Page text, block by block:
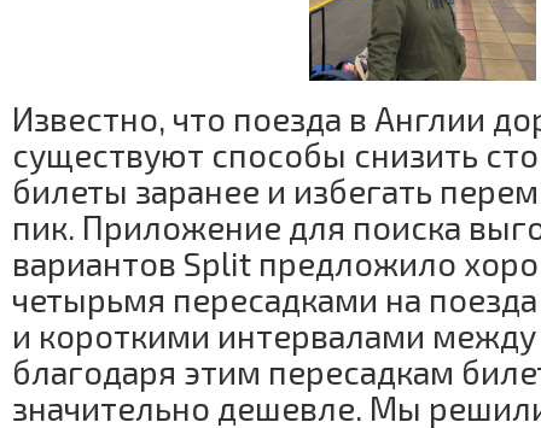
Известно, что поезда в Англии
существуют способы снизить
билеты заранее и избегать
пик. Приложение для поиска
вариантов Split предложило
четырьмя пересадками на
и короткими интервалами
благодаря этим пересадкам
значительно дешевле. Мы